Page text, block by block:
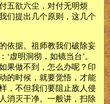
五欲六尘，对付无明烦
们提出几个原则，这几个
依据。祖师教我们破除妄
虚明洞彻，如镜当台’。
果做不到，怎么办呢？印
的时候，就要觉悟，才能
，不但我们要阻止敌人侵
消灭干净。一般讲，扫除